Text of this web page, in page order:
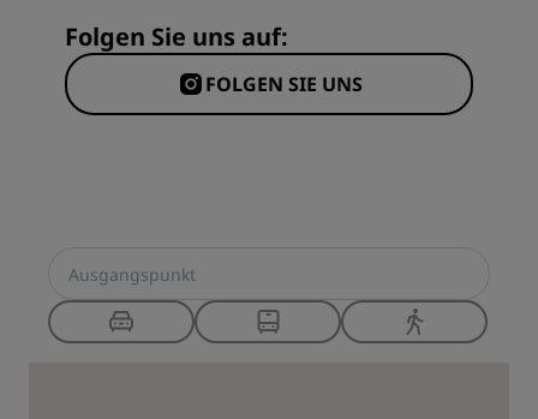
Folgen Sie uns auf:
FOLGEN SIE UNS